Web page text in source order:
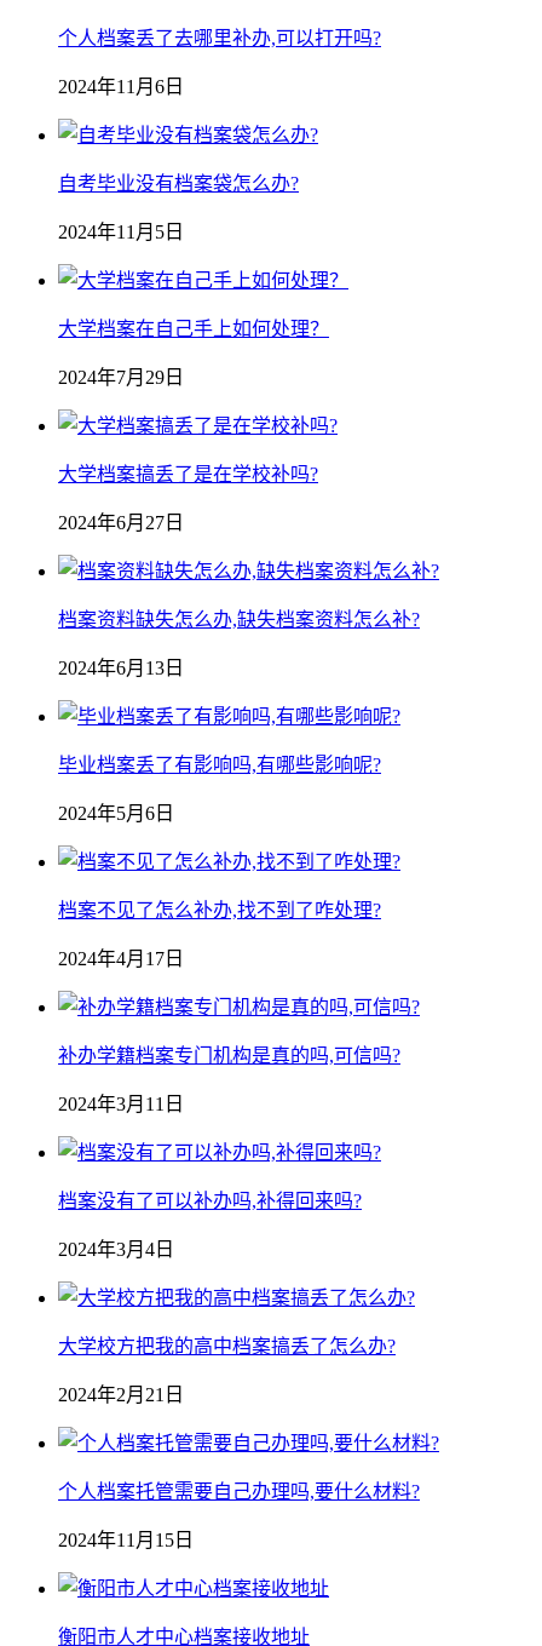
个人档案丢了去哪里补办,可以打开吗?
2024年11月6日
自考毕业没有档案袋怎么办?
2024年11月5日
大学档案在自己手上如何处理？
2024年7月29日
大学档案搞丢了是在学校补吗?
2024年6月27日
档案资料缺失怎么办,缺失档案资料怎么补?
2024年6月13日
毕业档案丢了有影响吗,有哪些影响呢?
2024年5月6日
档案不见了怎么补办,找不到了咋处理?
2024年4月17日
补办学籍档案专门机构是真的吗,可信吗?
2024年3月11日
档案没有了可以补办吗,补得回来吗?
2024年3月4日
大学校方把我的高中档案搞丢了怎么办?
2024年2月21日
个人档案托管需要自己办理吗,要什么材料?
2024年11月15日
衡阳市人才中心档案接收地址